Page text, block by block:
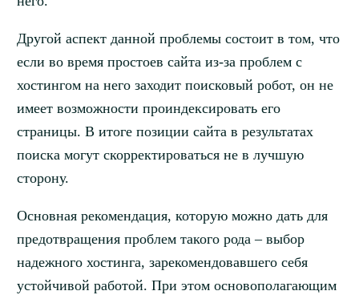
Другой аспект данной проблемы состоит в том, что
если во время простоев сайта из-за проблем с
хостингом на него заходит поисковый робот, он не
имеет возможности проиндексировать его
страницы. В итоге позиции сайта в результатах
поиска могут скорректироваться не в лучшую
сторону.
Основная рекомендация, которую можно дать для
предотвращения проблем такого рода – выбор
надежного хостинга, зарекомендовавшего себя
устойчивой работой. При этом основополагающим